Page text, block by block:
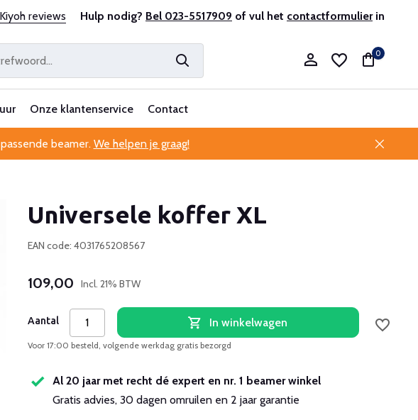
jaar betrouwbaar en ervaren Professionele klantenservice
Kiyoh reviews Hulp nodig? Bel 023-5517909 of vul het contactformulierin
Account aanmaken
0
Onze klantenservice Contact
beamer. We helpen je graag!
Universele koffer XL
EAN code: 4031765208567
109,00 Incl. 21% BTW
Aantal In winkelwagen
Voor 17:00 besteld, volgende werkdag gratis bezorgd
Al 20 jaar met recht dé expert en nr. 1 beamer winkel
Gratis advies, 30 dagen omruilen en 2 jaar garantie